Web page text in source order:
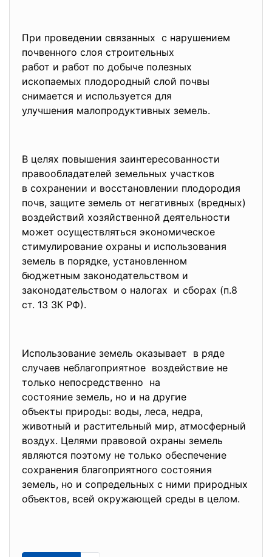
При проведении связанных с нарушением
почвенного слоя строительных
работ и работ по добыче полезных
ископаемых плодородный слой почвы
снимается и используется для
улучшения малопродуктивных земель.
В целях повышения заинтересованности
правообладателей земельных участков
в сохранении и восстановлении плодородия
почв, защите земель от негативных (вредных)
воздействий хозяйственной деятельности
может осуществляться экономическое
стимулирование охраны и использования
земель в порядке, установленном
бюджетным законодательством и
законодательством о налогах и сборах (п.8
ст. 13 ЗК РФ).
Использование земель оказывает в ряде
случаев неблагоприятное воздействие не
только непосредственно на
состояние земель, но и на другие
объекты природы: воды, леса, недра,
животный и растительный мир, атмосферный
воздух. Целями правовой охраны земель
являются поэтому не только обеспечение
сохранения благоприятного состояния
земель, но и сопредельных с ними природных
объектов, всей окружающей среды в целом.